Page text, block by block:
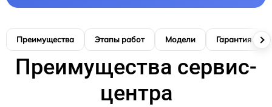
Преимущества Этапы работ Модели Гарантия
Преимущества сервис-
центра